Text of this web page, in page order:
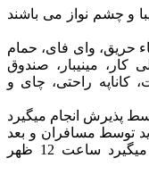
و چشم نواز می باشند
حریق، وای فای، حمام
کار، مینیبار، صندوق
کاناپه راحتی، چای و
پذیرش انجام میگیرد
توسط مسافران و بعد
از بررسی های کامل پرسنل هتل انجام میگیرد ساعت 12 ظهر